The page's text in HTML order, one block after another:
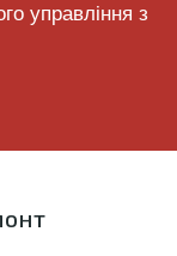
управління з